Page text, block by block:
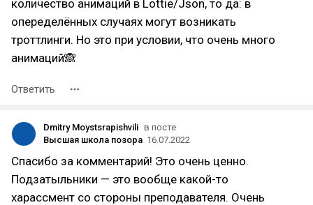
количество анимаций в Lottie/Json, то да: в
опеределённых случаях могут возникать
троттлинги. Но это при условии, что очень много
анимаций🙈
Ответить
Dmitry Moystsrapishvili в посте
Высшая школа позора 16.07.2022
Спасибо за комментарий! Это очень ценно.
Подзатыльники — это вообще какой-то
харассмент со стороны преподавателя. Очень